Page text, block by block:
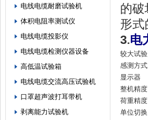
电线电缆耐磨试验机
体积电阻率测试仪
电线电缆投影仪
电线电缆检测仪器设备
高低温试验箱
电线电缆交流高压试验机
口罩超声波打耳带机
剥离能力试验机
的破
形式
3.电
较大试验
感测方式
显示器
整机精度
荷重精度
单位切换